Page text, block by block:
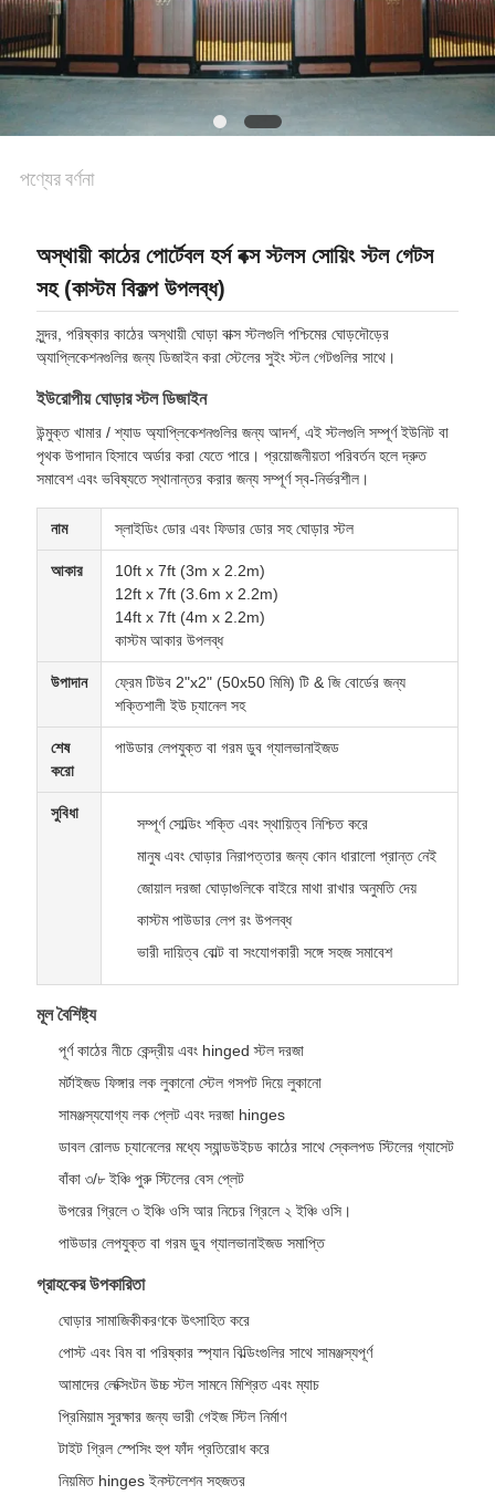
পণ্যের বর্ণনা
অস্থায়ী কাঠের পোর্টেবল হর্স বক্স স্টলস সোয়িং স্টল গেটস
সহ (কাস্টম বিকল্প উপলব্ধ)
সুন্দর, পরিষ্কার কাঠের অস্থায়ী ঘোড়া বাক্স স্টলগুলি পশ্চিমের ঘোড়দৌড়ের
অ্যাপ্লিকেশনগুলির জন্য ডিজাইন করা স্টেলের সুইং স্টল গেটগুলির সাথে।
ইউরোপীয় ঘোড়ার স্টল ডিজাইন
উন্মুক্ত খামার / শ্যাড অ্যাপ্লিকেশনগুলির জন্য আদর্শ, এই স্টলগুলি সম্পূর্ণ ইউনিট বা
পৃথক উপাদান হিসাবে অর্ডার করা যেতে পারে। প্রয়োজনীয়তা পরিবর্তন হলে দ্রুত
সমাবেশ এবং ভবিষ্যতে স্থানান্তর করার জন্য সম্পূর্ণ স্ব-নির্ভরশীল।
নাম স্লাইডিং ডোর এবং ফিডার ডোর সহ ঘোড়ার স্টল
আকার
10ft x 7ft (3m x 2.2m)
12ft x 7ft (3.6m x 2.2m)
14ft x 7ft (4m x 2.2m)
কাস্টম আকার উপলব্ধ
উপাদান
ফ্রেম টিউব 2"x2" (50x50 মিমি) টি & জি বোর্ডের জন্য
শক্তিশালী ইউ চ্যানেল সহ
শেষ
করো
পাউডার লেপযুক্ত বা গরম ডুব গ্যালভানাইজড
সুবিধা
সম্পূর্ণ সোল্ডিং শক্তি এবং স্থায়িত্ব নিশ্চিত করে
মানুষ এবং ঘোড়ার নিরাপত্তার জন্য কোন ধারালো প্রান্ত নেই
জোয়াল দরজা ঘোড়াগুলিকে বাইরে মাথা রাখার অনুমতি দেয়
কাস্টম পাউডার লেপ রং উপলব্ধ
ভারী দায়িত্ব বোল্ট বা সংযোগকারী সঙ্গে সহজ সমাবেশ
মূল বৈশিষ্ট্য
পূর্ণ কাঠের নীচে কেন্দ্রীয় এবং hinged স্টল দরজা
মর্টাইজড ফিঙ্গার লক লুকানো স্টেল গসপট দিয়ে লুকানো
সামঞ্জস্যযোগ্য লক প্লেট এবং দরজা hinges
ডাবল রোলড চ্যানেলের মধ্যে স্যান্ডউইচড কাঠের সাথে স্কেলপড স্টিলের গ্যাসেট
বাঁকা ৩/৮ ইঞ্চি পুরু স্টিলের বেস প্লেট
উপরের গ্রিলে ৩ ইঞ্চি ওসি আর নিচের গ্রিলে ২ ইঞ্চি ওসি।
পাউডার লেপযুক্ত বা গরম ডুব গ্যালভানাইজড সমাপ্তি
গ্রাহকের উপকারিতা
ঘোড়ার সামাজিকীকরণকে উৎসাহিত করে
পোস্ট এবং বিম বা পরিষ্কার স্প্যান বিল্ডিংগুলির সাথে সামঞ্জস্যপূর্ণ
আমাদের লেক্সিংটন উচ্চ স্টল সামনে মিশ্রিত এবং ম্যাচ
প্রিমিয়াম সুরক্ষার জন্য ভারী গেইজ স্টিল নির্মাণ
টাইট গ্রিল স্পেসিং হুপ ফাঁদ প্রতিরোধ করে
নিয়মিত hinges ইনস্টলেশন সহজতর